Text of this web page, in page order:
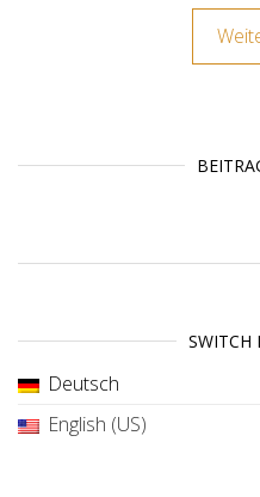
SWITCH
Deutsch
English (US)